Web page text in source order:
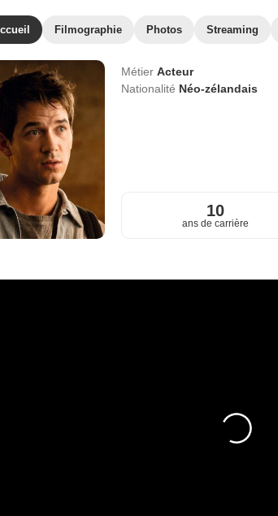
Filmographie Photos Streaming
Métier Acteur
Nationalité Néo-zélandais
10
ans de carrière